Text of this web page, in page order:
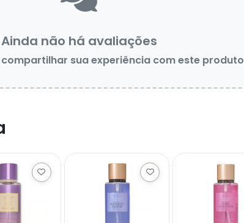
Ainda não há avaliações
compartilhar sua experiência com este produto